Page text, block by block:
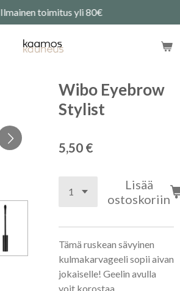
Ilmainen toimitus yli 80€
Wibo Eyebrow
Stylist
5,50 €
Lisää
ostoskoriin
Tämä ruskean sävyinen
kulmakarvageeli sopii aivan
jokaiselle! Geelin avulla
voit korostaa